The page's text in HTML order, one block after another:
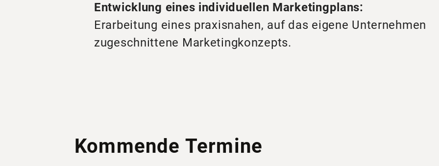
Entwicklung eines individuellen Marketingplans:
Erarbeitung eines praxisnahen, auf das eigene Unternehmen
zugeschnittene Marketingkonzepts.
Kommende Termine